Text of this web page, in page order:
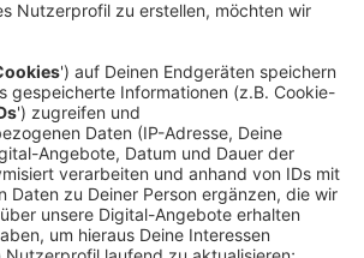
Miller) glaubt zunächst noch an
stärkt ihm trotz der Affäre den
hat sich Staatsanwältin Kate
Dockery) schon längst in diesen
will die Karriere des James
Netflix